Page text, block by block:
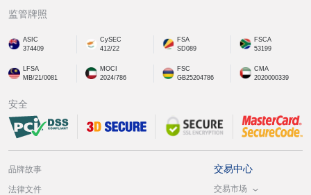
监管牌照
ASIC
374409
CySEC
412/22
FSA
SD089
FSCA
53199
LFSA
MB/21/0081
MOCI
2024/786
FSC
GB25204786
CMA
2020000339
安全
品牌故事
法律文件
交易中心
交易市场